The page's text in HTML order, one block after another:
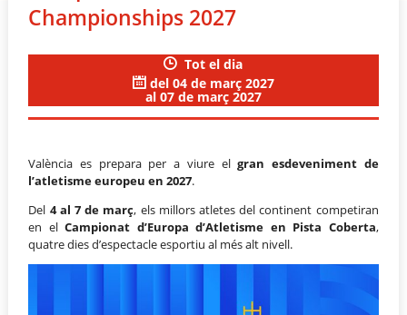
Championships 2027
Tot el dia
del 04 de març 2027
al 07 de març 2027
València es prepara per a viure elgran esdeveniment de
l’atletisme europeu en 2027.
Del 4 al 7 de març, els millors atletes del continent competiran
en elCampionat d’Europa d’Atletisme en Pista Coberta,
quatre dies d’espectacle esportiu al més alt nivell.